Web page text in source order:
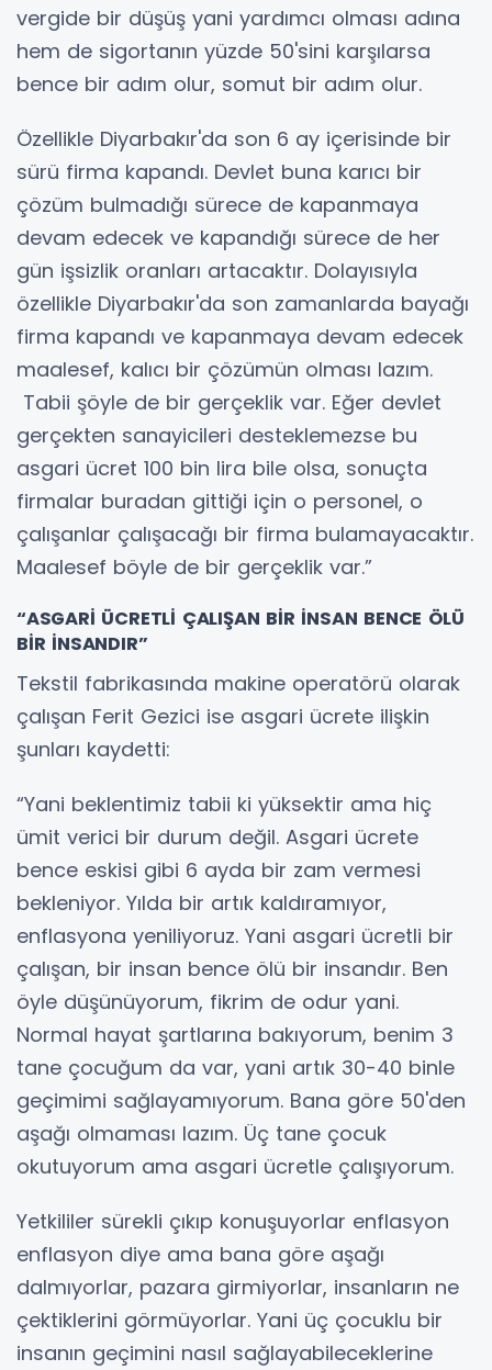
vergide bir düşüş yani yardımcı olması adına
hem de sigortanın yüzde 50'sini karşılarsa
bence bir adım olur, somut bir adım olur.
Özellikle Diyarbakır'da son 6 ay içerisinde bir
sürü firma kapandı. Devlet buna karıcı bir
çözüm bulmadığı sürece de kapanmaya
devam edecek ve kapandığı sürece de her
gün işsizlik oranları artacaktır. Dolayısıyla
özellikle Diyarbakır'da son zamanlarda bayağı
firma kapandı ve kapanmaya devam edecek
maalesef, kalıcı bir çözümün olması lazım.
Tabii şöyle de bir gerçeklik var. Eğer devlet
gerçekten sanayicileri desteklemezse bu
asgari ücret 100 bin lira bile olsa, sonuçta
firmalar buradan gittiği için o personel, o
çalışanlar çalışacağı bir firma bulamayacaktır.
Maalesef böyle de bir gerçeklik var.”
“ASGARİ ÜCRETLİ ÇALIŞAN BİR İNSAN BENCE ÖLÜ
BİR İNSANDIR”
Tekstil fabrikasında makine operatörü olarak
çalışan Ferit Gezici ise asgari ücrete ilişkin
şunları kaydetti:
“Yani beklentimiz tabii ki yüksektir ama hiç
ümit verici bir durum değil. Asgari ücrete
bence eskisi gibi 6 ayda bir zam vermesi
bekleniyor. Yılda bir artık kaldıramıyor,
enflasyona yeniliyoruz. Yani asgari ücretli bir
çalışan, bir insan bence ölü bir insandır. Ben
öyle düşünüyorum, fikrim de odur yani.
Normal hayat şartlarına bakıyorum, benim 3
tane çocuğum da var, yani artık 30-40 binle
geçimimi sağlayamıyorum. Bana göre 50'den
aşağı olmaması lazım. Üç tane çocuk
okutuyorum ama asgari ücretle çalışıyorum.
Yetkililer sürekli çıkıp konuşuyorlar enflasyon
enflasyon diye ama bana göre aşağı
dalmıyorlar, pazara girmiyorlar, insanların ne
çektiklerini görmüyorlar. Yani üç çocuklu bir
insanın geçimini nasıl sağlayabileceklerine